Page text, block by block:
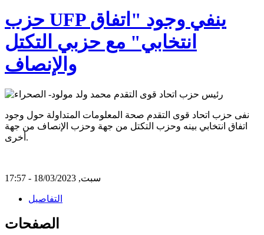
حزب UFP ينفي وجود "اتفاق
انتخابي" مع حزبي التكتل
والإنصاف
نفى حزب اتحاد قوى التقدم صحة المعلومات المتداولة حول وجود
اتفاق انتخابي بينه وحزب التكتل من جهة وحزب الإنصاف من جهة
أخرى.
سبت, 18/03/2023 - 17:57
التفاصيل
الصفحات